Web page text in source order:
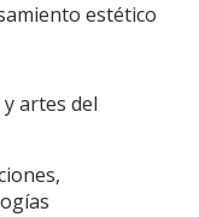
estético
artes del